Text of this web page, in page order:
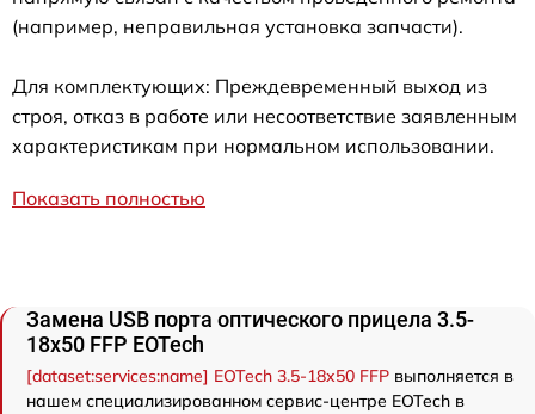
(например, неправильная установка запчасти).
Для комплектующих: Преждевременный выход из
строя, отказ в работе или несоответствие заявленным
характеристикам при нормальном использовании.
Показать полностью
Замена USB порта оптического прицела 3.5-
18x50 FFP EOTech
[dataset:services:name] EOTech 3.5-18x50 FFP выполняется в
нашем специализированном сервис-центре EOTech в